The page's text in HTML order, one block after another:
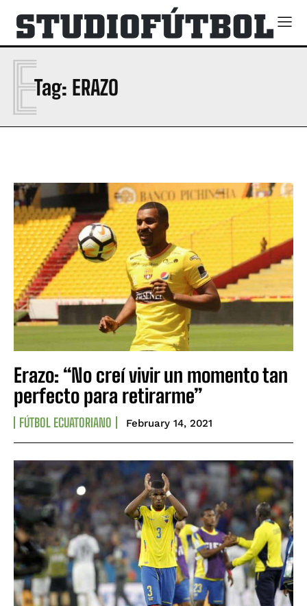
Tag: ERAZO
E
Erazo: “No creí vivir un momento tan
perfecto para retirarme”
FÚTBOL ECUATORIANO February 14, 2021